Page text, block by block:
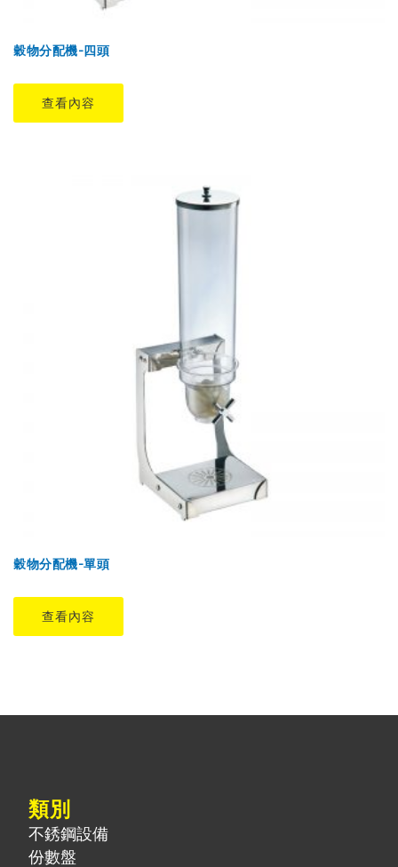
穀物分配機-四頭
查看內容
穀物分配機-單頭
查看內容
類別
不銹鋼設備
份數盤